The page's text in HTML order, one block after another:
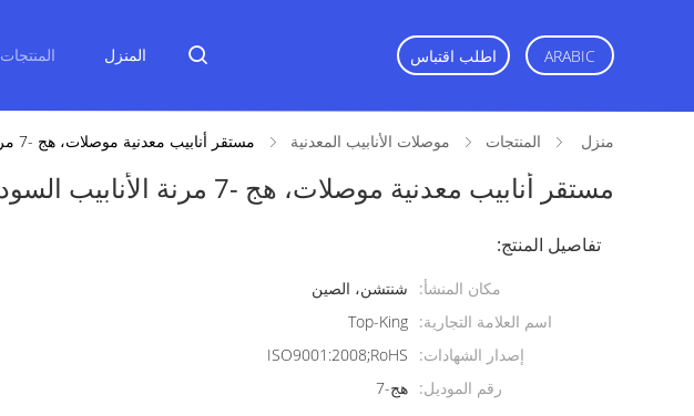
المنزل المنتجات اطلب اقتباس ARABIC
منزل المنتجات موصلات الأنابيب المعدنية مستقر أنابيب معدنية موصلات، هج -7 مرنة الأنابيب السوداء المفاصل
مستقر أنابيب معدنية موصلات، هج -7 مرنة الأنابيب السوداء المفاصل
تفاصيل المنتج:
مكان المنشأ:
شنتشن، الصين
اسم العلامة التجارية: Top-King
إصدار الشهادات:
ISO9001:2008;RoHS
رقم الموديل: هج-7